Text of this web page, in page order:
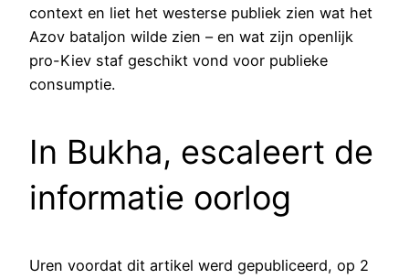
context en liet het westerse publiek zien wat het
Azov bataljon wilde zien – en wat zijn openlijk
pro-Kiev staf geschikt vond voor publieke
consumptie.
In Bukha, escaleert de
informatie oorlog
Uren voordat dit artikel werd gepubliceerd, op 2